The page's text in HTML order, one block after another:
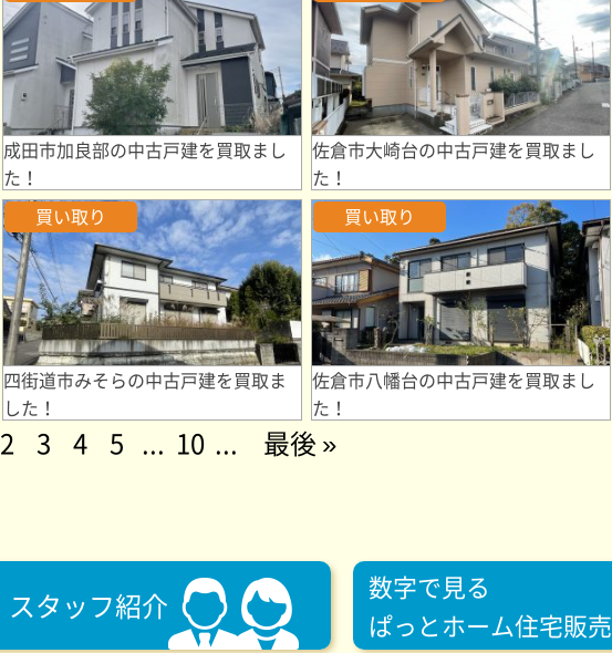
成田市加良部の中古戸建を買取まし
た！
佐倉市大崎台の中古戸建を買取まし
た！
買い取り
四街道市みそらの中古戸建を買取ま
した！
買い取り
佐倉市八幡台の中古戸建を買取まし
た！
2 3 4 5 ... 10 ... 最後 »
スタッフ紹介
数字で見る
ぱっとホーム住宅販売